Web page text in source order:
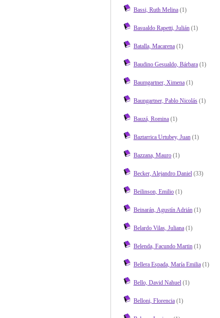
Bassi, Ruth Melina(1)
Basualdo Rapetti, Julián(1)
Batalla, Macarena(1)
Baudino Gesualdo, Bárbara(1)
Baumgartner, Ximena(1)
Baungartner, Pablo Nicolás(1)
Bauzá, Romina(1)
Baztarrica Urtubey, Juan(1)
Bazzana, Mauro(1)
Becker, Alejandro Daniel(33)
Beilinson, Emilio(1)
Beinarán, Agustín Adrián(1)
Belardo Vilas, Juliana(1)
Belenda, Facundo Martin(1)
Bellera Espada, María Emilia(1)
Bello, David Nahuel(1)
Belloni, Florencia(1)